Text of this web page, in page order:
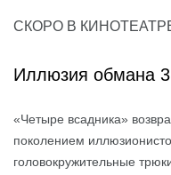
СКОРО В
Иллюзия обмана 3
«Четыре всадника»
поколением
головокружительные